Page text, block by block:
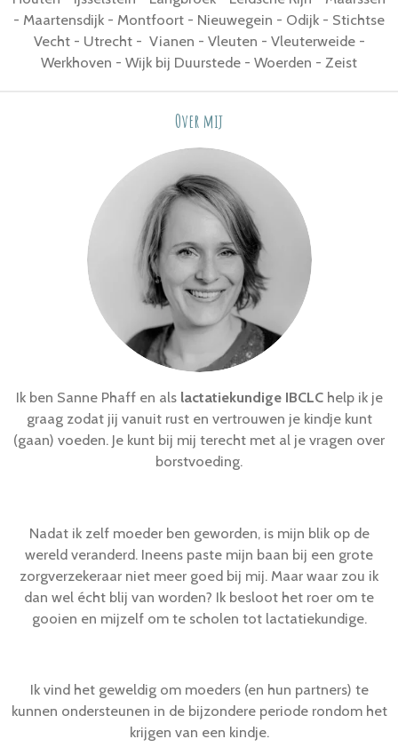
- Maartensdijk - Montfoort - Nieuwegein - Odijk - Stichtse
Vecht - Utrecht - Vianen - Vleuten - Vleuterweide -
Werkhoven - Wijk bij Duurstede - Woerden - Zeist
Over mij
Ik ben Sanne Phaff en alslactatiekundige IBCLChelp ik je
graag zodat jij vanuit rust en vertrouwen je kindje kunt
(gaan) voeden. Je kunt bij mij terecht met al je vragen over
borstvoeding.
Nadat ik zelf moeder ben geworden, is mijn blik op de
wereld veranderd. Ineens paste mijn baan bij een grote
zorgverzekeraar niet meer goed bij mij. Maar waar zou ik
dan wel écht blij van worden? Ik besloot het roer om te
gooien en mijzelf om te scholen tot lactatiekundige.
Ik vind het geweldig om moeders (en hun partners) te
kunnen ondersteunen in de bijzondere periode rondom het
krijgen van een kindje.